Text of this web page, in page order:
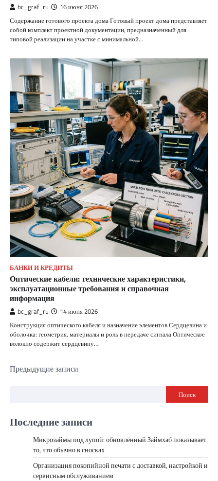
bc_graf_ru 16 июня 2026
Содержание готового проекта дома Готовый проект дома представляет
собой комплект проектной документации, предназначенный для
типовой реализации на участке с минимальной…
БАНКИ И КРЕДИТЫ
Оптические кабели: технические характеристики,
эксплуатационные требования и справочная
информация
bc_graf_ru 14 июня 2026
Конструкция оптического кабеля и назначение элементов Сердцевина и
оболочка: геометрия, материалы и роль в передаче сигнала Оптическое
волокно содержит сердцевину…
Навигация
Предыдущие записи
Поиск
Последние записи
Микрозаймы под лупой: обновлённый Займхаб показывает
то, что обычно в сносках
Организация покопийной печати с доставкой, настройкой и
сервисным обслуживанием